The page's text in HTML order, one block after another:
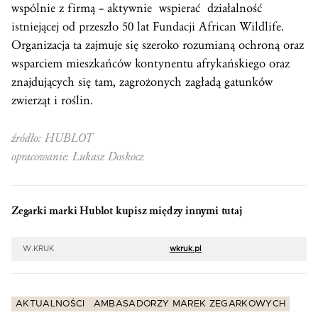
wspólnie z firmą – aktywnie wspierać działalność
istniejącej od przeszło 50 lat Fundacji African Wildlife.
Organizacja ta zajmuje się szeroko rozumianą ochroną oraz
wsparciem mieszkańców kontynentu afrykańskiego oraz
znajdujących się tam, zagrożonych zagładą gatunków
zwierząt i roślin.
źródło: HUBLOT
opracowanie: Łukasz Doskocz
Zegarki marki Hublot kupisz między innymi tutaj
W.KRUK wkruk.pl
AKTUALNOŚCI AMBASADORZY MAREK ZEGARKOWYCH